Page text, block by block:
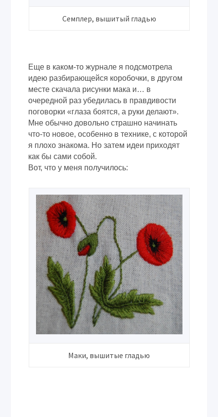
Семплер, вышитый гладью
Еще в каком-то журнале я подсмотрела
идею разбирающейся коробочки, в другом
месте скачала рисунки мака и… в
очередной раз убедилась в правдивости
поговорки «глаза боятся, а руки делают».
Мне обычно довольно страшно начинать
что-то новое, особенно в технике, с которой
я плохо знакома. Но затем идеи приходят
как бы сами собой.
Вот, что у меня получилось:
Маки, вышитые гладью